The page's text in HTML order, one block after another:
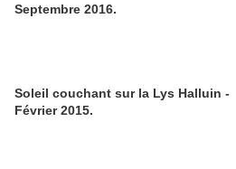
Septembre 2016.
Soleil couchant sur la Lys Halluin -
Février 2015.